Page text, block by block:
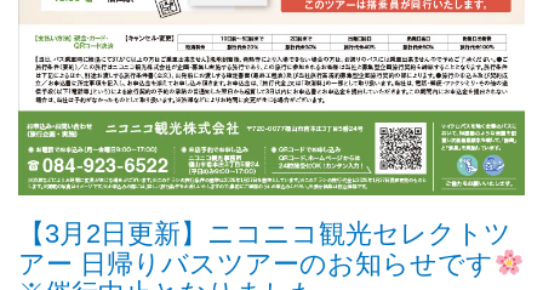
【3月2日更新】ニコニコ観光セレクトツ
アー 日帰りバスツアーのお知らせです